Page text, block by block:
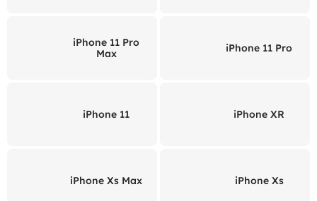
iPhone 11 Pro
Max
iPhone 11 Pro
iPhone 11 iPhone XR
iPhone Xs Max iPhone Xs